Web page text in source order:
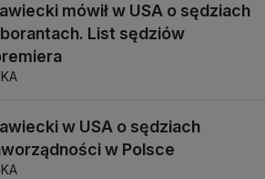
mówił w USA o sędziach
List sędziów
w USA o sędziach
w Polsce